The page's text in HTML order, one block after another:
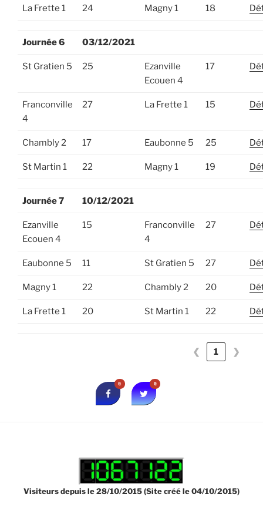
La Frette 1 24 Magny 1 18
Journée 6 03/12/2021
St Gratien 5 25
Ezanville
Ecouen 4
17
Franconville
4
27 La Frette 1 15
Chambly 2 17 Eaubonne 5 25
St Martin 1 22 Magny 1 19
Journée 7 10/12/2021
Ezanville
Ecouen 4
15
Franconville
4
27
Eaubonne 5 11 St Gratien 5 27
Magny 1 22 Chambly 2 20
La Frette 1 20 St Martin 1 22
❮ 1 ❯
0 0
Visiteurs depuis le 28/10/2015 (Site créé le 04/10/2015)